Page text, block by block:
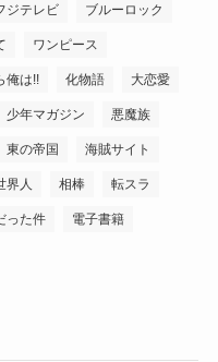
ジテレビ ブルーロック
ワンピース
俺は!! 化物語 大恋愛
少年マガジン 悪魔族
東の帝国 海賊サイト
界人 相棒 転スラ
った件 電子書籍